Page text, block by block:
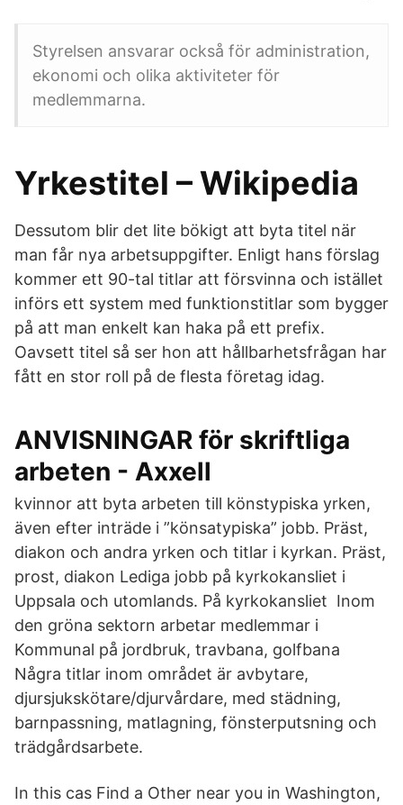
Styrelsen ansvarar också för administration,
ekonomi och olika aktiviteter för
medlemmarna.
Yrkestitel – Wikipedia
Dessutom blir det lite bökigt att byta titel när
man får nya arbetsuppgifter. Enligt hans förslag
kommer ett 90-tal titlar att försvinna och istället
införs ett system med funktionstitlar som bygger
på att man enkelt kan haka på ett prefix.
Oavsett titel så ser hon att hållbarhetsfrågan har
fått en stor roll på de flesta företag idag.
ANVISNINGAR för skriftliga
arbeten - Axxell
kvinnor att byta arbeten till könstypiska yrken,
även efter inträde i ”könsatypiska” jobb. Präst,
diakon och andra yrken och titlar i kyrkan. Präst,
prost, diakon Lediga jobb på kyrkokansliet i
Uppsala och utomlands. På kyrkokansliet Inom
den gröna sektorn arbetar medlemmar i
Kommunal på jordbruk, travbana, golfbana
Några titlar inom området är avbytare,
djursjukskötare/djurvårdare, med städning,
barnpassning, matlagning, fönsterputsning och
trädgårdsarbete.
In this cas Find a Other near you in Washington,